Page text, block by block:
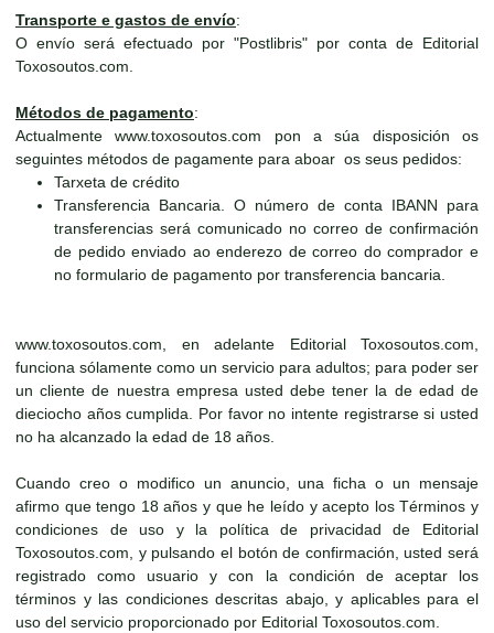
Transporte e gastos de envío:
O envío será efectuado por "Postlibris" por conta de Editorial
Toxosoutos.com.
Métodos de pagamento:
Actualmente www.toxosoutos.com pon a súa disposición os
seguintes métodos de pagamente para aboar os seus pedidos:
Tarxeta de crédito
Transferencia Bancaria. O número de conta IBANN para
transferencias será comunicado no correo de confirmación
de pedido enviado ao enderezo de correo do comprador e
no formulario de pagamento por transferencia bancaria.
www.toxosoutos.com, en adelante Editorial Toxosoutos.com,
funciona sólamente como un servicio para adultos; para poder ser
un cliente de nuestra empresa usted debe tener la de edad de
dieciocho años cumplida. Por favor no intente registrarse si usted
no ha alcanzado la edad de 18 años.
Cuando creo o modifico un anuncio, una ficha o un mensaje
afirmo que tengo 18 años y que he leído y acepto los Términos y
condiciones de uso y la política de privacidad de Editorial
Toxosoutos.com, y pulsando el botón de confirmación, usted será
registrado como usuario y con la condición de aceptar los
términos y las condiciones descritas abajo, y aplicables para el
uso del servicio proporcionado por Editorial Toxosoutos.com.